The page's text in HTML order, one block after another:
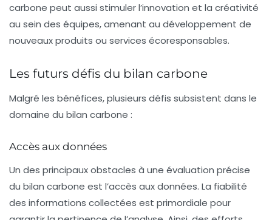
carbone peut aussi stimuler l’innovation et la créativité
au sein des équipes, amenant au développement de
nouveaux produits ou services écoresponsables.
Les futurs défis du bilan carbone
Malgré les bénéfices, plusieurs défis subsistent dans le
domaine du bilan carbone :
Accès aux données
Un des principaux obstacles à une évaluation précise
du bilan carbone est l’accès aux données. La fiabilité
des informations collectées est primordiale pour